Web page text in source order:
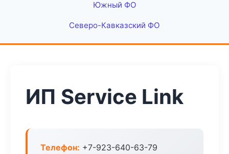
Южный ФО
Северо-Кавказский ФО
ИП Service Link
Телефон: +7-923-640-63-79